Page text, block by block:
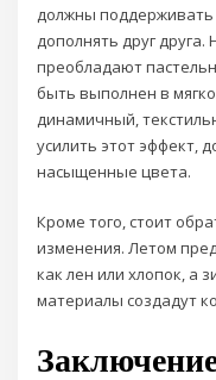
должны
дополнять друг
преобладают
быть выполнен в
динамичный,
усилить этот эффект,
насыщенные цвета.
Кроме того, стоит
изменения. Летом
как лен или хлопок, а
материалы создадут